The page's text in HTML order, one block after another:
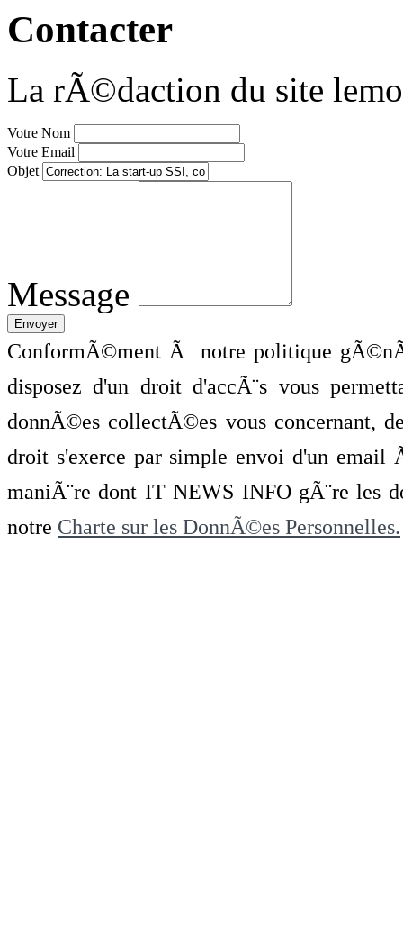
Contacter
La rÃ©daction du site
Votre Nom
Votre Email
Objet
Message
ConformÃ©ment Ã notre politique
disposez d'un droit d'accÃ¨s vous
donnÃ©es collectÃ©es vous concernant,
droit s'exerce par simple envoi d'un
maniÃ¨re dont IT NEWS INFO gÃ¨re les
notre Charte sur les DonnÃ©es Personnelles.